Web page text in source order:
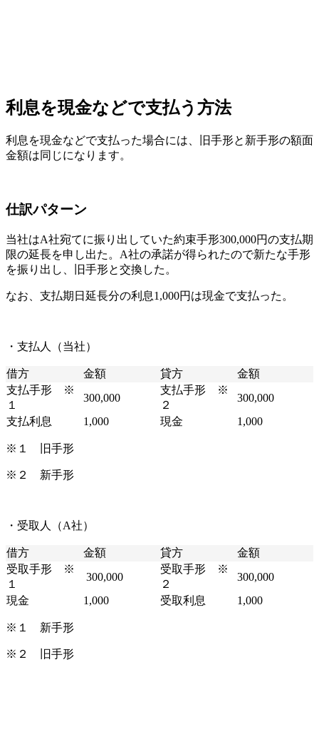
利息を現金などで支払う方法
利息を現金などで支払った場合には、旧手形と新手形の額面
金額は同じになります。
仕訳パターン
当社はA社宛てに振り出していた約束手形300,000円の支払期
限の延長を申し出た。A社の承諾が得られたので新たな手形
を振り出し、旧手形と交換した。
なお、支払期日延長分の利息1,000円は現金で支払った。
・支払人（当社）
借方 金額 貸方
金額
支払手形 ※
１
300,000
支払手形 ※
２
300,000
支払利息
1,000 現金 1,000
※１ 旧手形
※２ 新手形
・受取人（A社）
借方 金額 貸方
金額
受取手形 ※
１
300,000
受取手形 ※
２
300,000
現金
1,000 受取利息 1,000
※１ 新手形
※２ 旧手形